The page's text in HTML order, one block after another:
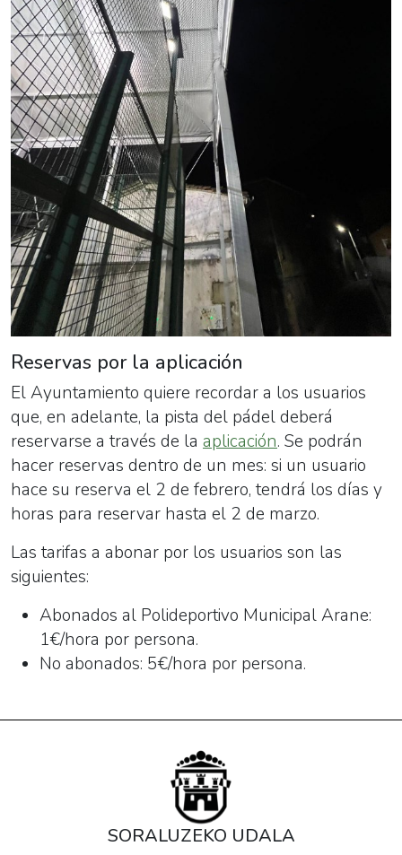
Reservas por la aplicación
El Ayuntamiento quiere recordar a los usuarios
que, en adelante, la pista del pádel deberá
reservarse a través de la aplicación. Se podrán
hacer reservas dentro de un mes: si un usuario
hace su reserva el 2 de febrero, tendrá los días y
horas para reservar hasta el 2 de marzo.
Las tarifas a abonar por los usuarios son las
siguientes:
Abonados al Polideportivo Municipal Arane:
1€/hora por persona.
No abonados: 5€/hora por persona.
SORALUZEKO UDALA